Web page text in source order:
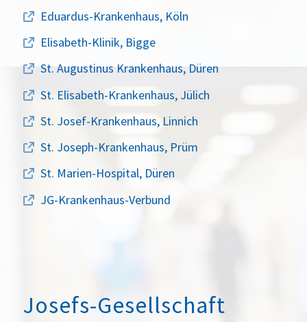
Eduardus-Krankenhaus, Köln
Elisabeth-Klinik, Bigge
St. Augustinus Krankenhaus, Düren
St. Elisabeth-Krankenhaus, Jülich
St. Josef-Krankenhaus, Linnich
St. Joseph-Krankenhaus, Prüm
St. Marien-Hospital, Düren
JG-Krankenhaus-Verbund
Josefs-Gesellschaft